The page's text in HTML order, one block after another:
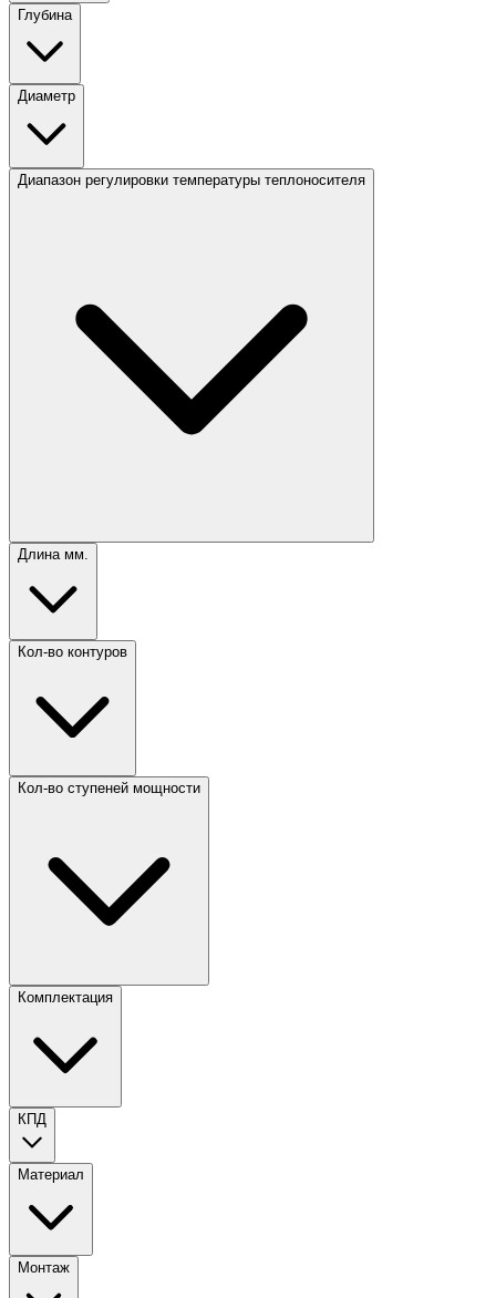
Глубина
Диаметр
Диапазон регулировки температуры теплоносителя
Длина мм.
Кол-во контуров
Кол-во ступеней мощности
Комплектация
КПД
Материал
Монтаж